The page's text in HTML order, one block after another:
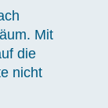
Mit
die
nicht